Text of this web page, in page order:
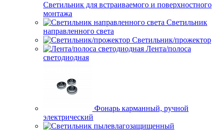
Светильник для встраиваемого и поверхностного
монтажа
Светильник
направленного света
Светильник/прожектор
Лента/полоса
светодиодная
Фонарь карманный, ручной
электрический